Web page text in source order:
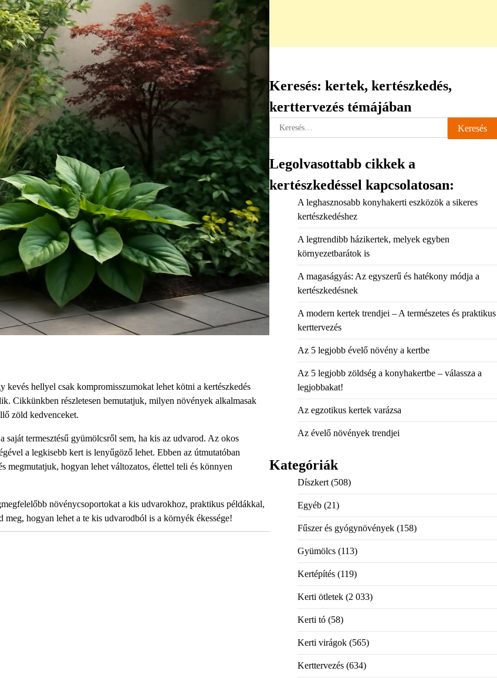
hellyel csak kompromisszumokat lehet kötni a kertészkedés
Cikkünkben részletesen bemutatjuk, milyen növények alkalmasak
zöld kedvenceket.
termesztésű gyümölcsről sem, ha kis az udvarod. Az okos
a legkisebb kert is lenyűgöző lehet. Ebben az útmutatóban
megmutatjuk, hogyan lehet változatos, élettel teli és könnyen
növénycsoportokat a kis udvarokhoz, praktikus példákkal,
hogyan lehet a te kis udvarodból is a környék ékessége!
Keresés: kertek, kertészkedés,
kerttervezés témájában
Keresés:
Legolvasottabb cikkek a
kertészkedéssel kapcsolatosan:
A leghasznosabb konyhakerti eszközök a sikeres
kertészkedéshez
A legtrendibb házikertek, melyek egyben
környezetbarátok is
A magaságyás: Az egyszerű és hatékony módja a
kertészkedésnek
A modern kertek trendjei – A természetes és praktikus
kerttervezés
Az 5 legjobb évelő növény a kertbe
Az 5 legjobb zöldség a konyhakertbe – válassza a
legjobbakat!
Az egzotikus kertek varázsa
Az évelő növények trendjei
Kategóriák
Díszkert(508)
Egyéb(21)
Fűszer és gyógynövények(158)
Gyümölcs(113)
Kertépítés(119)
Kerti ötletek(2 033)
Kerti tó(58)
Kerti virágok(565)
Kerttervezés(634)